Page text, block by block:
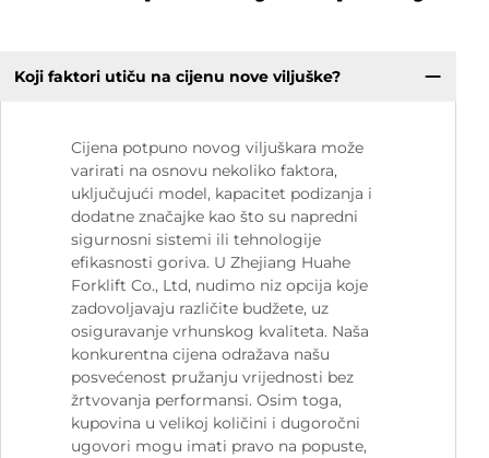
Koji faktori utiču na cijenu nove viljuške?
Cijena potpuno novog viljuškara može
varirati na osnovu nekoliko faktora,
uključujući model, kapacitet podizanja i
dodatne značajke kao što su napredni
sigurnosni sistemi ili tehnologije
efikasnosti goriva. U Zhejiang Huahe
Forklift Co., Ltd, nudimo niz opcija koje
zadovoljavaju različite budžete, uz
osiguravanje vrhunskog kvaliteta. Naša
konkurentna cijena odražava našu
posvećenost pružanju vrijednosti bez
žrtvovanja performansi. Osim toga,
kupovina u velikoj količini i dugoročni
ugovori mogu imati pravo na popuste,